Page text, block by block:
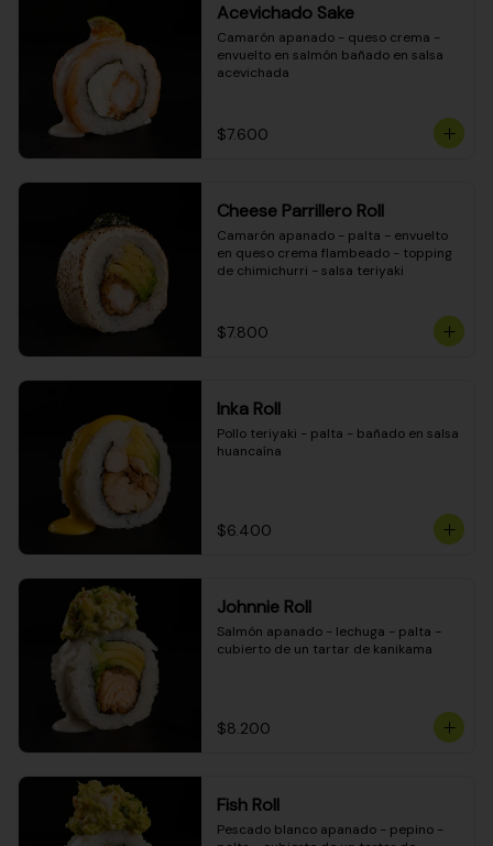
Acevichado Sake
Camarón apanado - queso crema -
envuelto en salmón bañado en salsa
acevichada
$7.600
Cheese Parrillero Roll
Camarón apanado - palta - envuelto
en queso crema flambeado - topping
de chimichurri - salsa teriyaki
$7.800
Inka Roll
Pollo teriyaki - palta - bañado en salsa
huancaína
$6.400
Johnnie Roll
Salmón apanado - lechuga - palta -
cubierto de un tartar de kanikama
$8.200
Fish Roll
Pescado blanco apanado - pepino -